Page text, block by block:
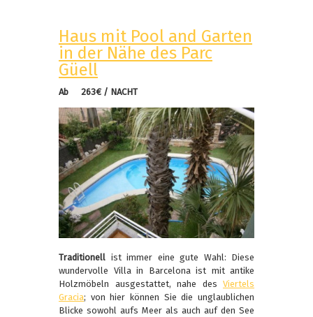
Haus mit Pool and Garten
in der Nähe des Parc
Güell
Ab 263€ / NACHT
Traditionell ist immer eine gute Wahl: Diese
wundervolle Villa in Barcelona ist mit antike
Holzmöbeln ausgestattet, nahe des Viertels
Gracia; von hier können Sie die unglaublichen
Blicke sowohl aufs Meer als auch auf den See